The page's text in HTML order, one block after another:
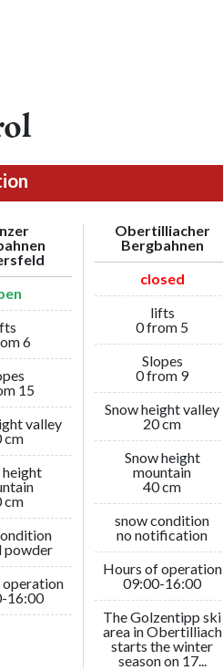
6
15
valley
cm
height
cm
powder
16:00
Obertilliacher
Bergbahnen
closed
lifts
0 from 5
Slopes
0 from 9
Snow height valley
20 cm
Snow height
mountain
40 cm
snow condition
no notification
Hours of operation
09:00-16:00
The Golzentipp ski
area in Obertilliach
starts the winter
season on 17...